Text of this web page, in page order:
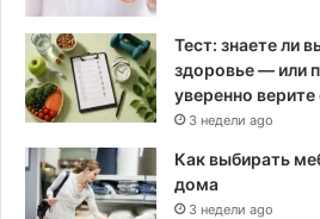
Тест: знаете ли
здоровье — или
уверенно
3 недели ago
Как выбирать
дома
3 недели ago